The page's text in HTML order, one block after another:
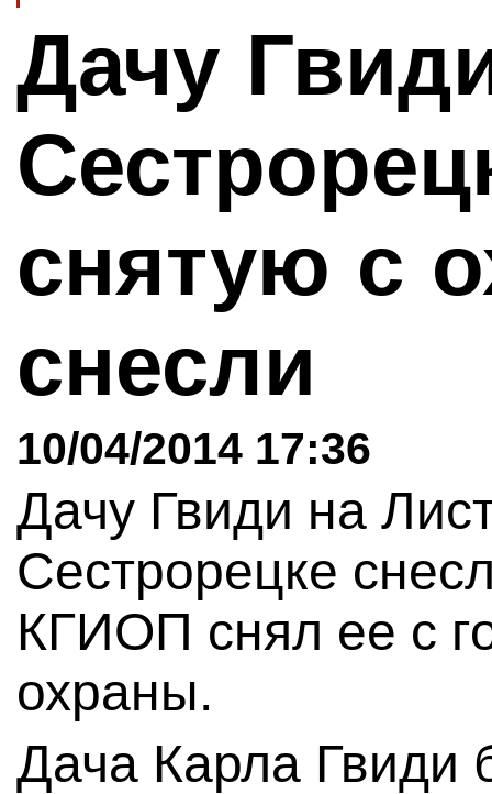
Дачу
снятую с
снесли
10/04/2014 17:36
Дачу Гвиди на
Сестрорецке
КГИОП снял ее с
охраны.
Дача Карла Гвиди